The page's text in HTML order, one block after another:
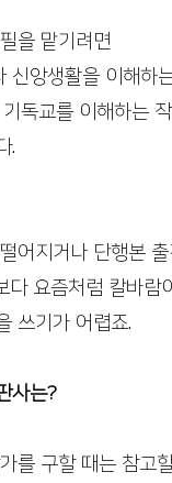
을 맡기려면
신앙생활을 이해하
독교를 이해하는
.
어지거나 단행본
다 요즘처럼 칼바람
쓰기가 어렵죠.
사는?
를 구할 때는 참고